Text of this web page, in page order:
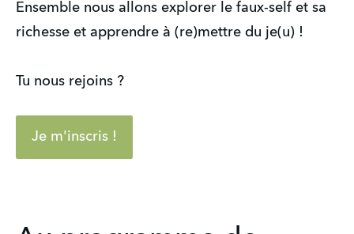
Ensemble nous allons explorer le faux-self et sa
richesse et apprendre à (re)mettre du je(u) !
Tu nous rejoins ?
Je m'inscris !